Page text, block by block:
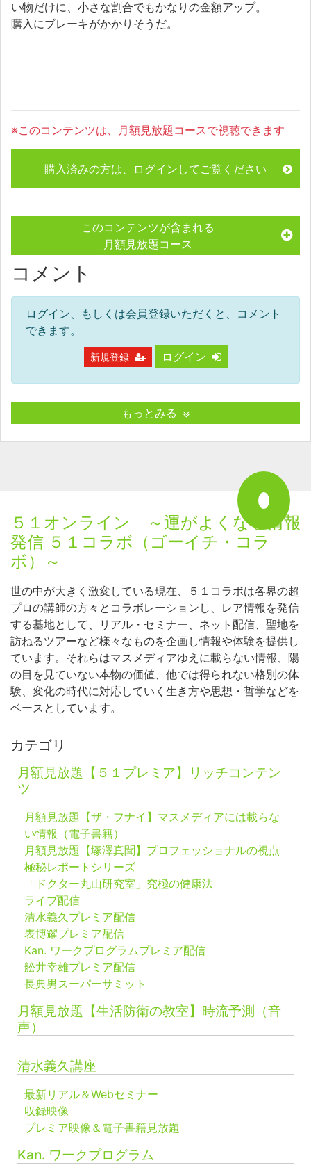
い物だけに、小さな割合でもかなりの金額アップ。
購入にブレーキがかかりそうだ。
※このコンテンツは、月額見放題コースで視聴できます
購入済みの方は、ログインしてご覧ください
このコンテンツが含まれる
月額見放題コース
コメント
ログイン、もしくは会員登録いただくと、コメント
できます。
新規登録 ログイン
もっとみる
５１オンライン ～運がよくなる情報
発信 ５１コラボ（ゴーイチ・コラ
ボ）～
世の中が大きく激変している現在、５１コラボは各界の超
プロの講師の方々とコラボレーションし、レア情報を発信
する基地として、リアル・セミナー、ネット配信、聖地を
訪ねるツアーなど様々なものを企画し情報や体験を提供し
ています。それらはマスメディアゆえに載らない情報、陽
の目を見ていない本物の価値、他では得られない格別の体
験、変化の時代に対応していく生き方や思想・哲学などを
ベースとしています。
カテゴリ
月額見放題【５１プレミア】リッチコンテン
ツ
月額見放題【ザ・フナイ】マスメディアには載らな
い情報（電子書籍）
月額見放題【塚澤真聞】プロフェッショナルの視点
極秘レポートシリーズ
「ドクター丸山研究室」究極の健康法
ライブ配信
清水義久プレミア配信
表博耀プレミア配信
Kan. ワークプログラムプレミア配信
舩井幸雄プレミア配信
長典男スーパーサミット
月額見放題【生活防衛の教室】時流予測（音
声）
清水義久講座
最新リアル＆Webセミナー
収録映像
プレミア映像＆電子書籍見放題
Kan. ワークプログラム